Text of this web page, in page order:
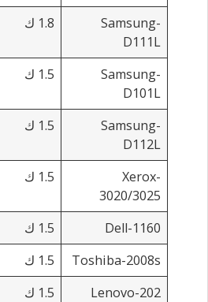
Samsung-
D111L
1.8 ك
Samsung-
D101L
1.5 ك
Samsung-
D112L
1.5 ك
Xerox-
3020/3025
1.5 ك
Dell-1160 1.5 ك
Toshiba-2008s
1.5 ك
Lenovo-202
1.5 ك